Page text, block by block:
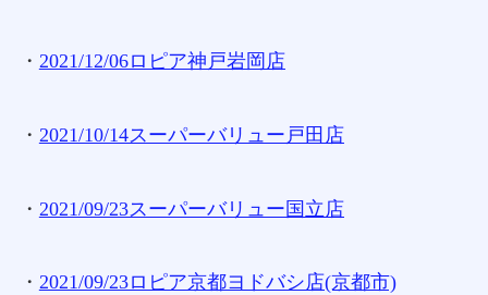
・ 2021/12/06ロピア神戸岩岡店
・ 2021/10/14スーパーバリュー戸田店
・ 2021/09/23スーパーバリュー国立店
・ 2021/09/23ロピア京都ヨドバシ店(京都市)